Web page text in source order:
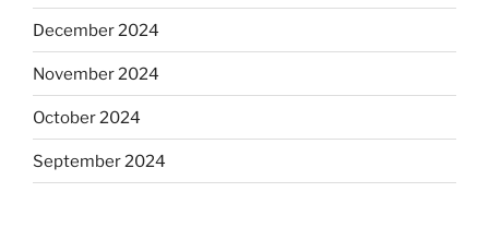
December 2024
November 2024
October 2024
September 2024